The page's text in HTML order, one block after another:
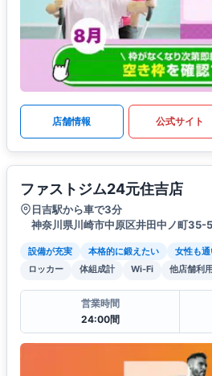
店舗情報 公式サイト
ファストジム24元住吉店
日吉駅から車で3分
神奈川県川崎市中原区井田中ノ町35-
設備が充実 本格的に鍛えたい 女性も
ロッカー
体組成計 Wi-Fi 他店舗利
営業時間
24:00間